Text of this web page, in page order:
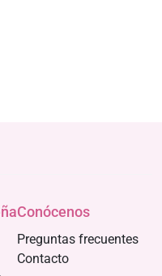
Conócenos
Preguntas frecuentes
Contacto